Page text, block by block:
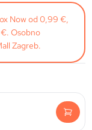
Now od 0,99 €,
Osobno
Zagreb.